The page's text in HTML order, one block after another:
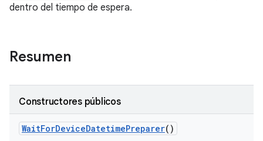
dentro del tiempo de espera.
Resumen
Constructores públicos
WaitForDeviceDatetimePreparer()